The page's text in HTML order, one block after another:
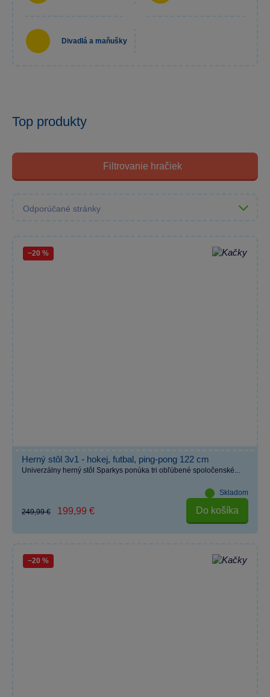
Divadlá a maňušky
Top produkty
Filtrovanie hračiek
−20 %
Herný stôl 3v1 - hokej, futbal, ping-pong 122 cm
Univerzálny herný stôl Sparkys ponúka tri obľúbené spoločenské...
Skladom
249,99 € 199,99 € Do košíka
−20 %